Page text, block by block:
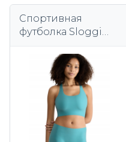
Спортивная
футболка Sloggi